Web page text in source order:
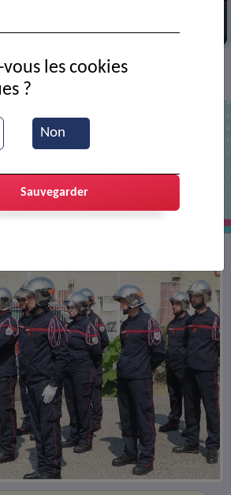
> Ressources documentaires
pompiers
des Sapeurs-
pompiers
Non
les cookies
?
Sauvegarder